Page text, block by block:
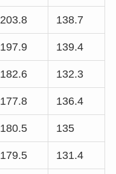
203.8 138.7
197.9 139.4
182.6 132.3
177.8 136.4
180.5 135
179.5 131.4